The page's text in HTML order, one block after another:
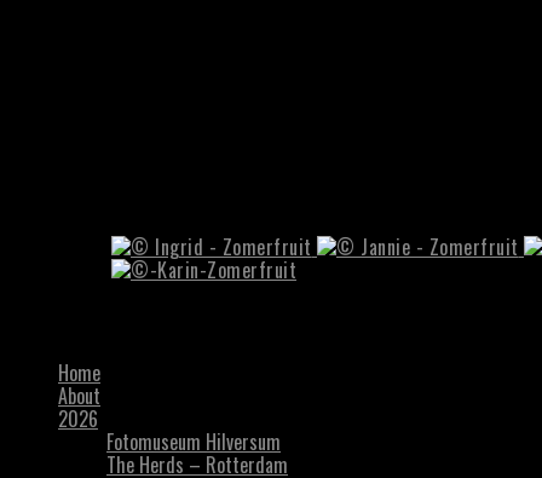
Home
About
2026
Fotomuseum Hilversum
The Herds – Rotterdam